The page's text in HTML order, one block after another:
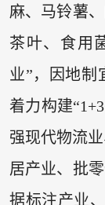
麻、马铃薯
茶叶、食用
业”，因地制
着力构建
强现代物流
居产业、批
据标注产业